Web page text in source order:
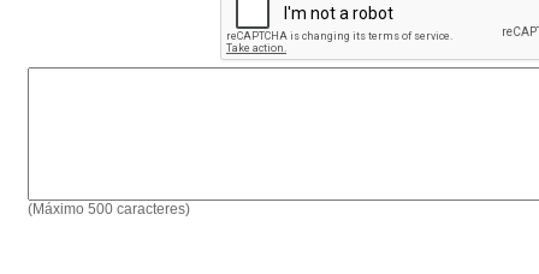
(Máximo 500 caracteres)